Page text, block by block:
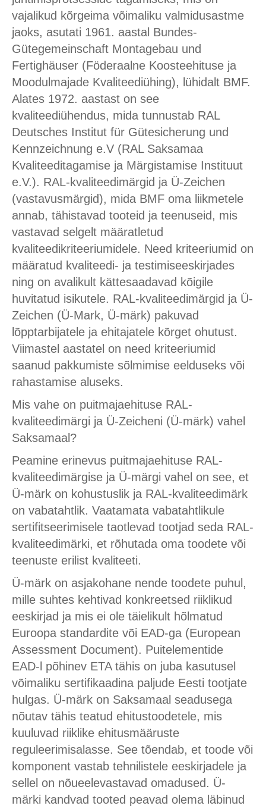
vajalikud kõrgeima võimaliku valmidusastme
jaoks, asutati 1961. aastal Bundes-
Gütegemeinschaft Montagebau und
Fertighäuser (Föderaalne Koosteehituse ja
Moodulmajade Kvaliteediühing), lühidalt BMF.
Alates 1972. aastast on see
kvaliteediühendus, mida tunnustab RAL
Deutsches Institut für Gütesicherung und
Kennzeichnung e.V (RAL Saksamaa
Kvaliteeditagamise ja Märgistamise Instituut
e.V.). RAL-kvaliteedimärgid ja Ü-Zeichen
(vastavusmärgid), mida BMF oma liikmetele
annab, tähistavad tooteid ja teenuseid, mis
vastavad selgelt määratletud
kvaliteedikriteeriumidele. Need kriteeriumid on
määratud kvaliteedi- ja testimiseeskirjades
ning on avalikult kättesaadavad kõigile
huvitatud isikutele. RAL-kvaliteedimärgid ja Ü-
Zeichen (Ü-Mark, Ü-märk) pakuvad
lõpptarbijatele ja ehitajatele kõrget ohutust.
Viimastel aastatel on need kriteeriumid
saanud pakkumiste sõlmimise eelduseks või
rahastamise aluseks.
Mis vahe on puitmajaehituse RAL-
kvaliteedimärgi ja Ü-Zeicheni (Ü-märk) vahel
Saksamaal?
Peamine erinevus puitmajaehituse RAL-
kvaliteedimärgise ja Ü-märgi vahel on see, et
Ü-märk on kohustuslik ja RAL-kvaliteedimärk
on vabatahtlik. Vaatamata vabatahtlikule
sertifitseerimisele taotlevad tootjad seda RAL-
kvaliteedimärki, et rõhutada oma toodete või
teenuste erilist kvaliteeti.
Ü-märk on asjakohane nende toodete puhul,
mille suhtes kehtivad konkreetsed riiklikud
eeskirjad ja mis ei ole täielikult hõlmatud
Euroopa standardite või EAD-ga (European
Assessment Document). Puitelementide
EAD-l põhinev ETA tähis on juba kasutusel
võimaliku sertifikaadina paljude Eesti tootjate
hulgas. Ü-märk on Saksamaal seadusega
nõutav tähis teatud ehitustoodetele, mis
kuuluvad riiklike ehitusmääruste
reguleerimisalasse. See tõendab, et toode või
komponent vastab tehnilistele eeskirjadele ja
sellel on nõueelevastavad omadused. Ü-
märki kandvad tooted peavad olema läbinud